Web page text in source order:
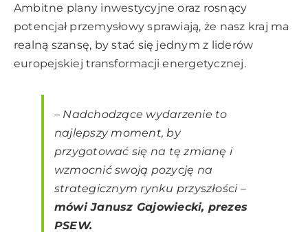
Ambitne plany inwestycyjne oraz rosnący
potencjał przemysłowy sprawiają, że nasz kraj ma
realną szansę, by stać się jednym z liderów
europejskiej transformacji energetycznej.
– Nadchodzące wydarzenie to
najlepszy moment, by
przygotować się na tę zmianę i
wzmocnić swoją pozycję na
strategicznym rynku przyszłości–
mówi Janusz Gajowiecki, prezes
PSEW.